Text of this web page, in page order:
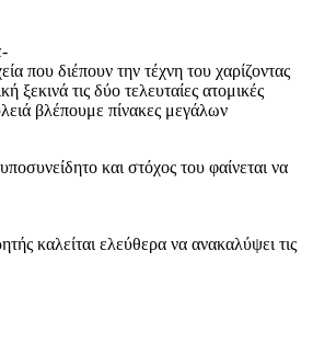
που διέπουν την τέχνη του χαρίζοντας
τις δύο τελευταίες ατομικές
βλέπουμε πίνακες μεγάλων
και στόχος του φαίνεται να
καλείται ελεύθερα να ανακαλύψει τις